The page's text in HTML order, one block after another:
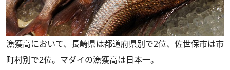
漁獲高において、長崎県は都道府県別で2位、佐世保市は市
町村別で2位。マダイの漁獲高は日本一。